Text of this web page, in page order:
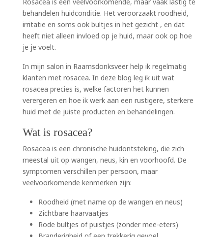
behandelen huidconditie. Het veroorzaakt roodheid,
irritatie en soms ook bultjes in het gezicht , en dat
heeft niet alleen invloed op je huid, maar ook op hoe
je je voelt.
In mijn salon in Raamsdonksveer help ik regelmatig
klanten met rosacea. In deze blog leg ik uit wat
rosacea precies is, welke factoren het kunnen
verergeren en hoe ik werk aan een rustigere, sterkere
huid met de juiste producten en behandelingen.
Wat is rosacea?
Rosacea is een chronische huidontsteking, die zich
meestal uit op wangen, neus, kin en voorhoofd. De
symptomen verschillen per persoon, maar
veelvoorkomende kenmerken zijn:
Roodheid (met name op de wangen en neus)
Zichtbare haarvaatjes
Rode bultjes of puistjes (zonder mee-eters)